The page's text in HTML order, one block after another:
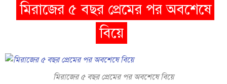
মিরাজের ৫ বছর প্রেমের পর অবশেষে
বিয়ে
মিরাজের ৫ বছর প্রেমের পর অবশেষে বিয়ে